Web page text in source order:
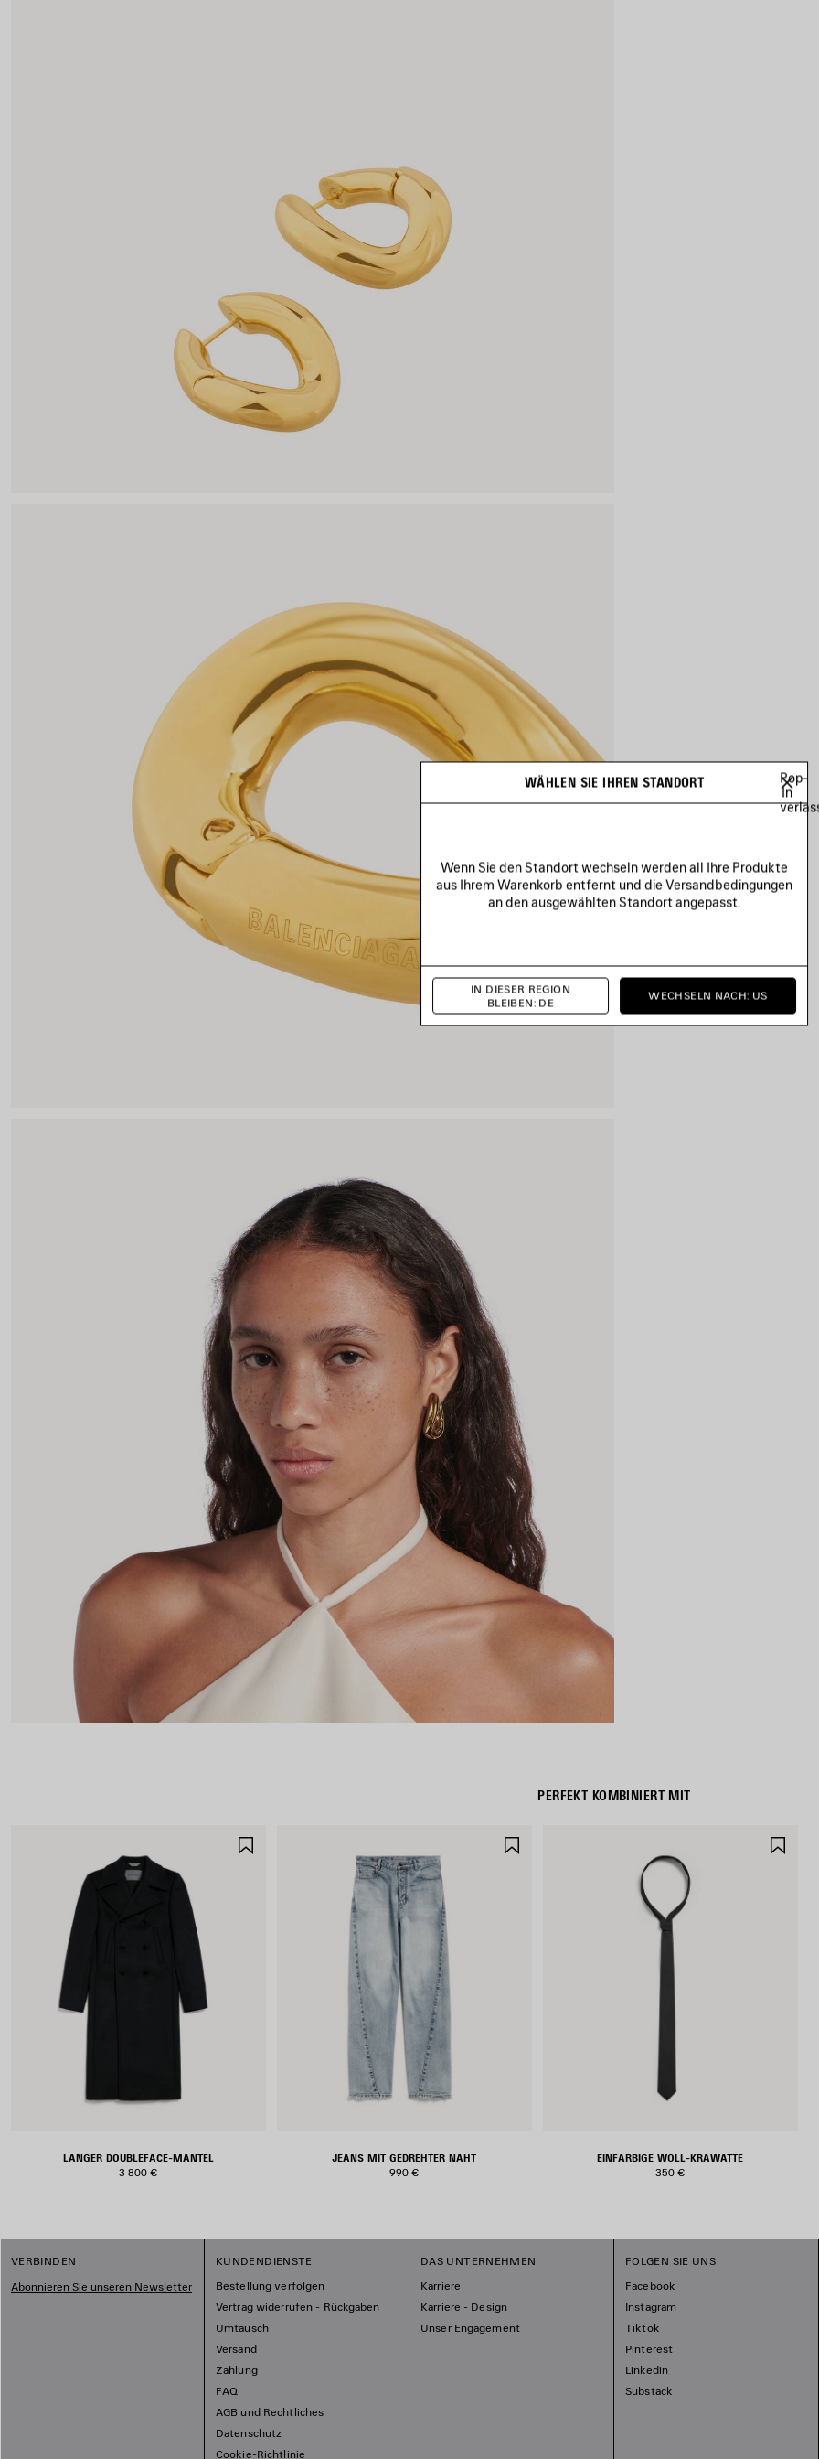
PERFEKT KOMBINIERT MIT
LANGER DOUBLEFACE-MANTEL
3 800 €
JEANS MIT GEDREHTER NAHT
990 €
EINFARBIGE WOLL-KRAWATTE
350 €
VERBINDEN
Abonnieren Sie unseren Newsletter
KUNDENDIENSTE
Bestellung verfolgen
Vertrag widerrufen - Rückgaben
Umtausch
Versand
Zahlung
FAQ
AGB und Rechtliches
Datenschutz
Cookie-Richtlinie
DAS UNTERNEHMEN
Karriere
Karriere - Design
Unser Engagement
FOLGEN SIE UNS
Facebook
Instagram
Tiktok
Pinterest
Linkedin
Substack
WÄHLEN SIE IHREN STANDORT
Pop-
In
Wenn Sie den Standort wechseln werden all Ihre Produkte
aus Ihrem Warenkorb entfernt und die Versandbedingungen
an den ausgewählten Standort angepasst.
IN DIESER REGION
BLEIBEN: DE
WECHSELN NACH: US